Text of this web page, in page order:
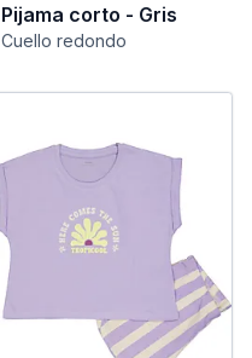
Pijama corto - Gris
Cuello redondo